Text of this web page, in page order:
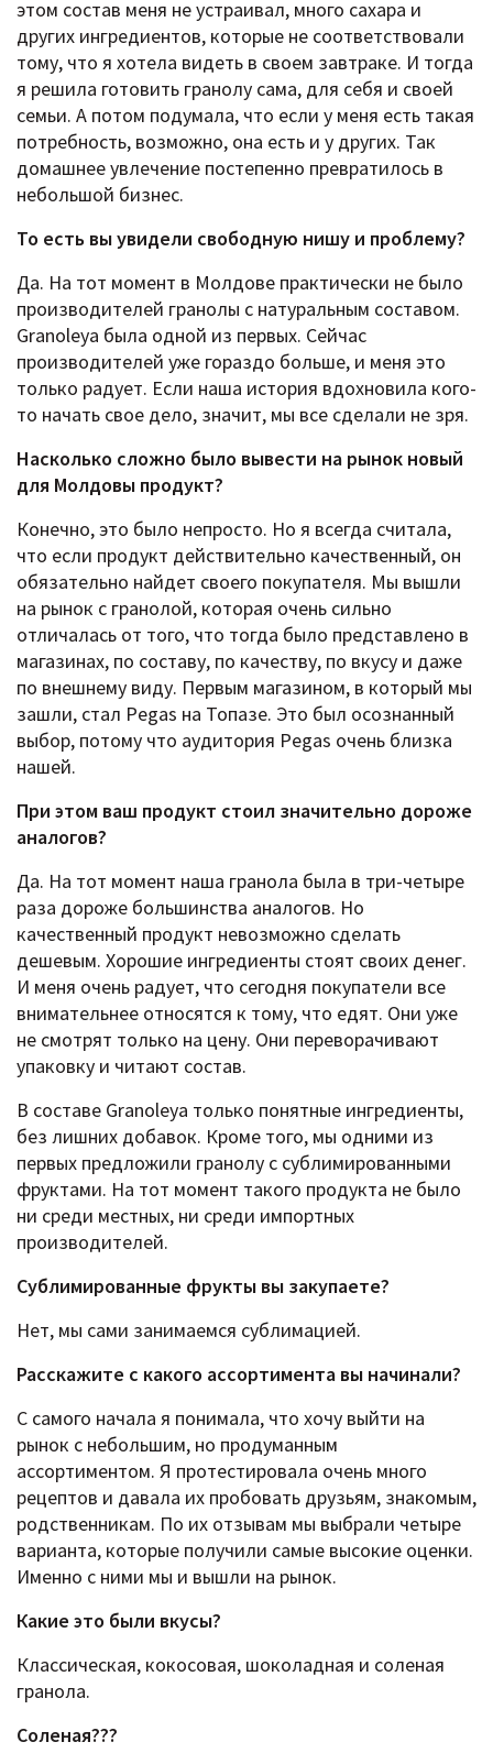
этом состав меня не устраивал, много сахара и
других ингредиентов, которые не соответствовали
тому, что я хотела видеть в своем завтраке. И тогда
я решила готовить гранолу сама, для себя и своей
семьи. А потом подумала, что если у меня есть такая
потребность, возможно, она есть и у других. Так
домашнее увлечение постепенно превратилось в
небольшой бизнес.
То есть вы увидели свободную нишу и проблему?
Да. На тот момент в Молдове практически не было
производителей гранолы с натуральным составом.
Granoleya была одной из первых. Сейчас
производителей уже гораздо больше, и меня это
только радует. Если наша история вдохновила кого-
то начать свое дело, значит, мы все сделали не зря.
Насколько сложно было вывести на рынок новый
для Молдовы продукт?
Конечно, это было непросто. Но я всегда считала,
что если продукт действительно качественный, он
обязательно найдет своего покупателя. Мы вышли
на рынок с гранолой, которая очень сильно
отличалась от того, что тогда было представлено в
магазинах, по составу, по качеству, по вкусу и даже
по внешнему виду. Первым магазином, в который мы
зашли, стал Pegas на Топазе. Это был осознанный
выбор, потому что аудитория Pegas очень близка
нашей.
При этом ваш продукт стоил значительно дороже
аналогов?
Да. На тот момент наша гранола была в три-четыре
раза дороже большинства аналогов. Но
качественный продукт невозможно сделать
дешевым. Хорошие ингредиенты стоят своих денег.
И меня очень радует, что сегодня покупатели все
внимательнее относятся к тому, что едят. Они уже
не смотрят только на цену. Они переворачивают
упаковку и читают состав.
В составе Granoleya только понятные ингредиенты,
без лишних добавок. Кроме того, мы одними из
первых предложили гранолу с сублимированными
фруктами. На тот момент такого продукта не было
ни среди местных, ни среди импортных
производителей.
Сублимированные фрукты вы закупаете?
Нет, мы сами занимаемся сублимацией.
Расскажите c какого ассортимента вы начинали?
С самого начала я понимала, что хочу выйти на
рынок с небольшим, но продуманным
ассортиментом. Я протестировала очень много
рецептов и давала их пробовать друзьям, знакомым,
родственникам. По их отзывам мы выбрали четыре
варианта, которые получили самые высокие оценки.
Именно с ними мы и вышли на рынок.
Какие это были вкусы?
Классическая, кокосовая, шоколадная и соленая
гранола.
Соленая???